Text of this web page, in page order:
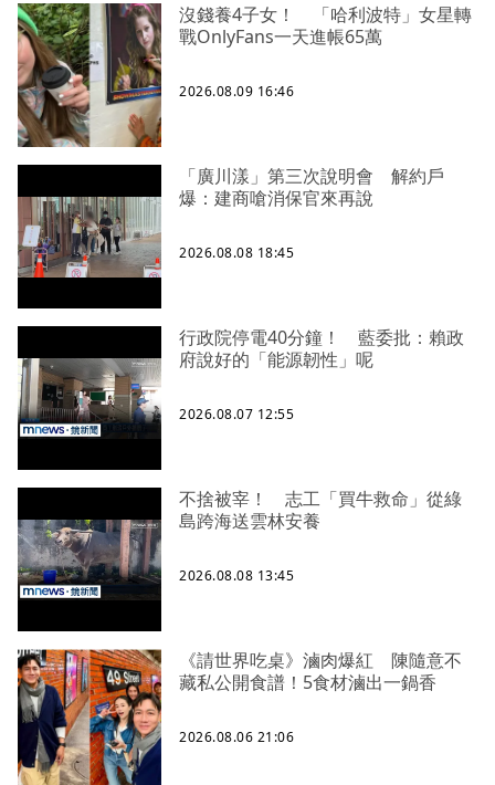
沒錢養4子女！ 「哈利波特」女星轉
戰OnlyFans一天進帳65萬
2026.08.09 16:46
「廣川漾」第三次說明會 解約戶
爆：建商嗆消保官來再說
2026.08.08 18:45
行政院停電40分鐘！ 藍委批：賴政
府說好的「能源韌性」呢
2026.08.07 12:55
不捨被宰！ 志工「買牛救命」從綠
島跨海送雲林安養
2026.08.08 13:45
《請世界吃桌》滷肉爆紅 陳隨意不
藏私公開食譜！5食材滷出一鍋香
2026.08.06 21:06